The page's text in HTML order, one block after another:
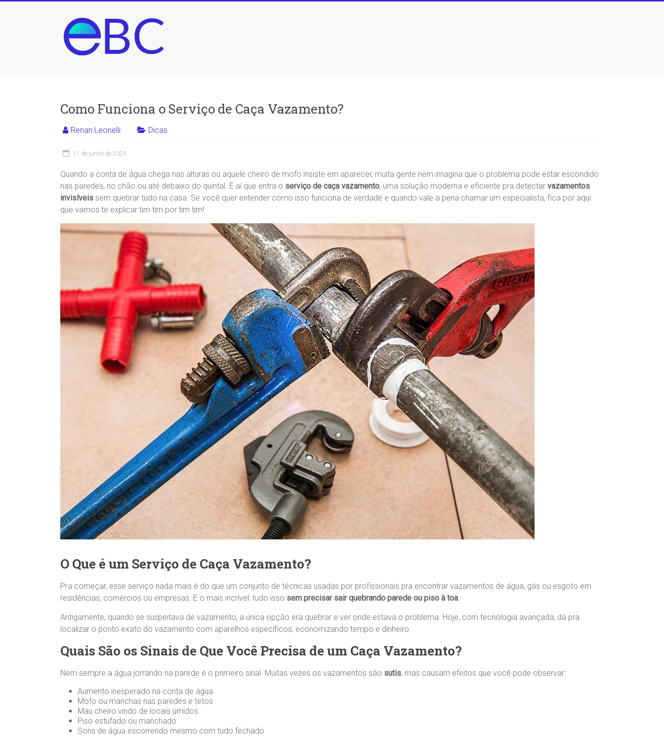
EBC
Educação
Como Funciona o Serviço de Caça Vazamento?
Renan Leonelli Dicas
11 de junho de 2025
Quando a conta de água chega nas alturas ou aquele cheiro de mofo insiste em aparecer, muita gente nem imagina que o problema pode estar escondido
nas paredes, no chão ou até debaixo do quintal. É aí que entra o serviço de caça vazamento, uma solução moderna e eficiente pra detectar vazamentos
invisíveis sem quebrar tudo na casa. Se você quer entender como isso funciona de verdade e quando vale a pena chamar um especialista, fica por aqui
que vamos te explicar tim tim por tim tim!
O Que é um Serviço de Caça Vazamento?
Pra começar, esse serviço nada mais é do que um conjunto de técnicas usadas por profissionais pra encontrar vazamentos de água, gás ou esgoto em
residências, comércios ou empresas. E o mais incrível: tudo isso sem precisar sair quebrando parede ou piso à toa.
Antigamente, quando se suspeitava de vazamento, a única opção era quebrar e ver onde estava o problema. Hoje, com tecnologia avançada, dá pra
localizar o ponto exato do vazamento com aparelhos específicos, economizando tempo e dinheiro.
Quais São os Sinais de Que Você Precisa de um Caça Vazamento?
Nem sempre a água jorrando na parede é o primeiro sinal. Muitas vezes os vazamentos são sutis, mas causam efeitos que você pode observar:
Aumento inesperado na conta de água
Mofo ou manchas nas paredes e tetos
Mau cheiro vindo de locais úmidos
Piso estufado ou manchado
Sons de água escorrendo mesmo com tudo fechado